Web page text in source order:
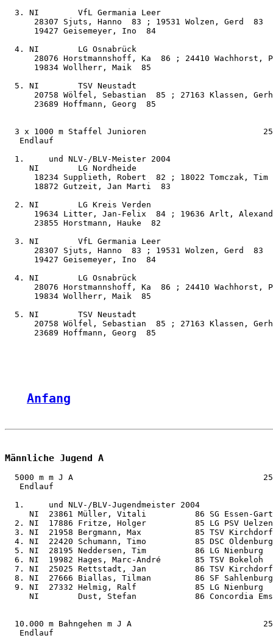
3. NI        VfL Germania Leer
      28307 Sjuts, Hanno  83 ; 19531 Wolzen, Gerd  83
      19427 Geisemeyer, Ino  84
4. NI        LG Osnabrück
28076 Horstmannshoff, Ka  86 ; 24410 Wachhorst,
      19834 Wollherr, Maik  85
5. NI        TSV Neustadt
20758 Wölfel, Sebastian  85 ; 27163 Klassen,
      23689 Hoffmann, Georg  85
3 x 1000 m Staffel Junioren
   Endlauf
  1.     und NLV-/BLV-Meister 2004
NI        LG Nordheide
18234 Supplieth, Robert  82 ; 18022 Tomczak, Tim
      18872 Gutzeit, Jan Marti  83
2. NI        LG Kreis Verden
19634 Litter, Jan-Felix  84 ; 19636 Arlt,
      23855 Horstmann, Hauke  82
3. NI        VfL Germania Leer
      28307 Sjuts, Hanno  83 ; 19531 Wolzen, Gerd  83
      19427 Geisemeyer, Ino  84
4. NI        LG Osnabrück
28076 Horstmannshoff, Ka  86 ; 24410 Wachhorst,
      19834 Wollherr, Maik  85
5. NI        TSV Neustadt
20758 Wölfel, Sebastian  85 ; 27163 Klassen,
      23689 Hoffmann, Georg  85
Anfang
Männliche Jugend A
5000 m m J A
   Endlauf
  1.     und NLV-/BLV-Jugendmeister 2004
NI  23861 Müller, Vitali          86 SG Essen-
2. NI  17886 Fritze, Holger          85 LG PSV
3. NI  21958 Bergmann, Max           85 TSV
4. NI  22420 Schumann, Timo          85 DSC
5. NI  28195 Neddersen, Tim          86 LG Nienburg
6. NI  19982 Hages, Marc-André       85 TSV Bokeloh
7. NI  25025 Rettstadt, Jan          86 TSV
8. NI  27666 Biallas, Tilman         86 SF
9. NI  27332 Helmig, Ralf            85 LG Nienburg
NI        Dust, Stefan            86 Concordia
10.000 m Bahngehen m J A
   Endlauf